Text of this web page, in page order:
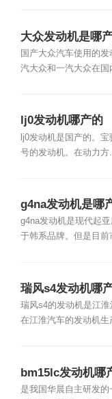
大众发动机是哪
国产大众汽车使用的
汽大众和一汽大众在国
lj0发动机哪产的
lj0发动机是国产的。
号的发动机。在动力方...
g4na发动机是哪
g4na发动机是现代起
于韩系品牌。但是目前
瑞风s4发动机哪
瑞风s4的发动机是江
在江淮汽车的发动机生
bm15lc发动机哪
是我国华晨自主研发